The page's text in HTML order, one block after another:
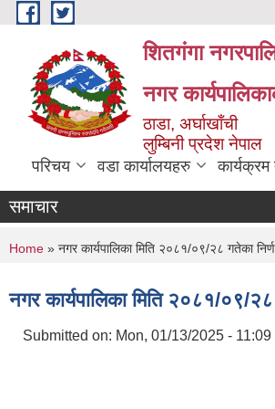
Skip to main content
शितगंगा
नगर
ठाडा, अर्घाखाँची
लुम्बिनी प्रदेश नेपाल
परिचय वडा कार्यालयहरु कार्यक्रम
समाचार
You are here
Home » नगर कार्यपालिका मिति २०८१/०९/२८ गतेका
नगर कार्यपालिका मिति २०८१/०९/
Submitted on: Mon, 01/13/2025 - 11:09